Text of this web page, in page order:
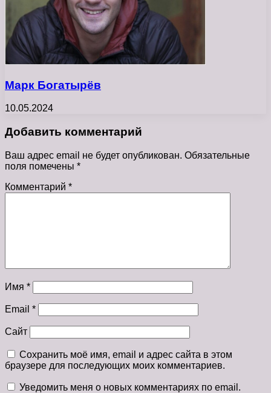
Марк Богатырёв
10.05.2024
Добавить комментарий
Ваш адрес email не будет опубликован. Обязательные
поля помечены *
Комментарий *
Имя *
Email *
Сайт
Сохранить моё имя, email и адрес сайта в этом
браузере для последующих моих комментариев.
Уведомить меня о новых комментариях по email.